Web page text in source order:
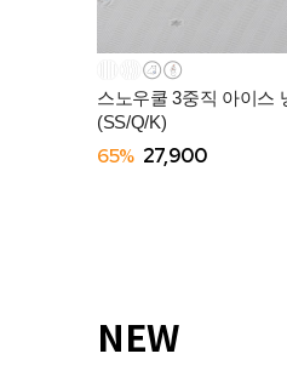
스노우쿨 3중직 아이스
(SS/Q/K)
65% 27,900
NEW